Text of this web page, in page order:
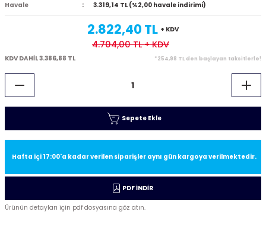
Havale
3.319,14 TL (%2,00 havale indirimi)
2.822,40 TL + KDV
4.704,00 TL+ KDV
KDV DAHİL 3.386,88 TL *254,98 TL den başlayan taksitlerle!
Sepete Ekle
Hafta içi 17:00'a kadar verilen siparişler aynı gün kargoya verilmektedir.
PDF İNDİR
Ürünün detayları için pdf dosyasına göz atın.